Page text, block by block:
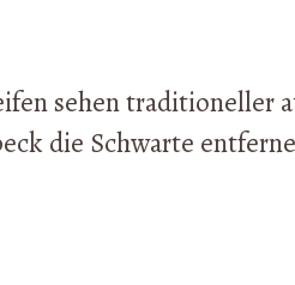
sehen traditioneller
die Schwarte